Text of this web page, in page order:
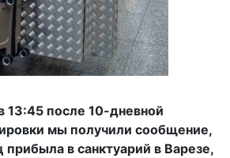
13:45 после 10-дневной
мы получили сообщение,
прибыла в санктуарий в Варезе,